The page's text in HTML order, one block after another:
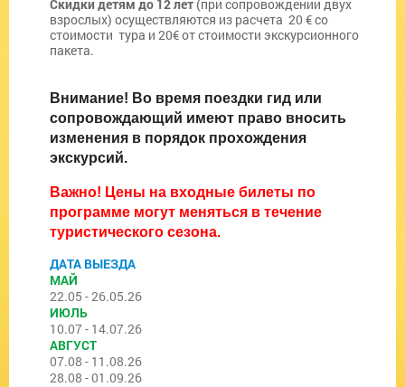
Скидки детям до 12 лет (при сопровождении двух
взрослых) осуществляются из расчета 20 € со
стоимости тура и 20€ от стоимости экскурсионного
пакета.
Внимание! Во время поездки гид или
сопровождающий имеют право вносить
изменения в порядок прохождения
экскурсий.
Важно! Цены на входные билеты по
программе могут меняться в течение
туристического сезона.
ДАТА ВЫЕЗДА
МАЙ
22.05 - 26.05.26
ИЮЛЬ
10.07 - 14.07.26
АВГУСТ
07.08 - 11.08.26
28.08 - 01.09.26